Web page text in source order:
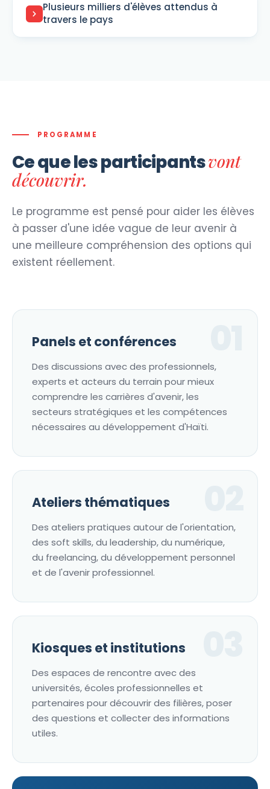
Plusieurs milliers d'élèves attendus à
travers le pays
PROGRAMME
Ce que les participantsvont
découvrir.
Le programme est pensé pour aider les élèves
à passer d'une idée vague de leur avenir à
une meilleure compréhension des options qui
existent réellement.
Panels et conférences
Des discussions avec des professionnels,
experts et acteurs du terrain pour mieux
comprendre les carrières d'avenir, les
secteurs stratégiques et les compétences
nécessaires au développement d'Haïti.
Ateliers thématiques
Des ateliers pratiques autour de l'orientation,
des soft skills, du leadership, du numérique,
du freelancing, du développement personnel
et de l'avenir professionnel.
Kiosques et institutions
Des espaces de rencontre avec des
universités, écoles professionnelles et
partenaires pour découvrir des filières, poser
des questions et collecter des informations
utiles.